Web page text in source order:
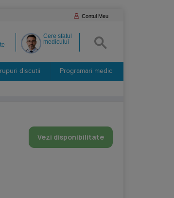
Contul Meu
Cere sfatul
medicului
discutii Programari medic
Vezi disponibilitate